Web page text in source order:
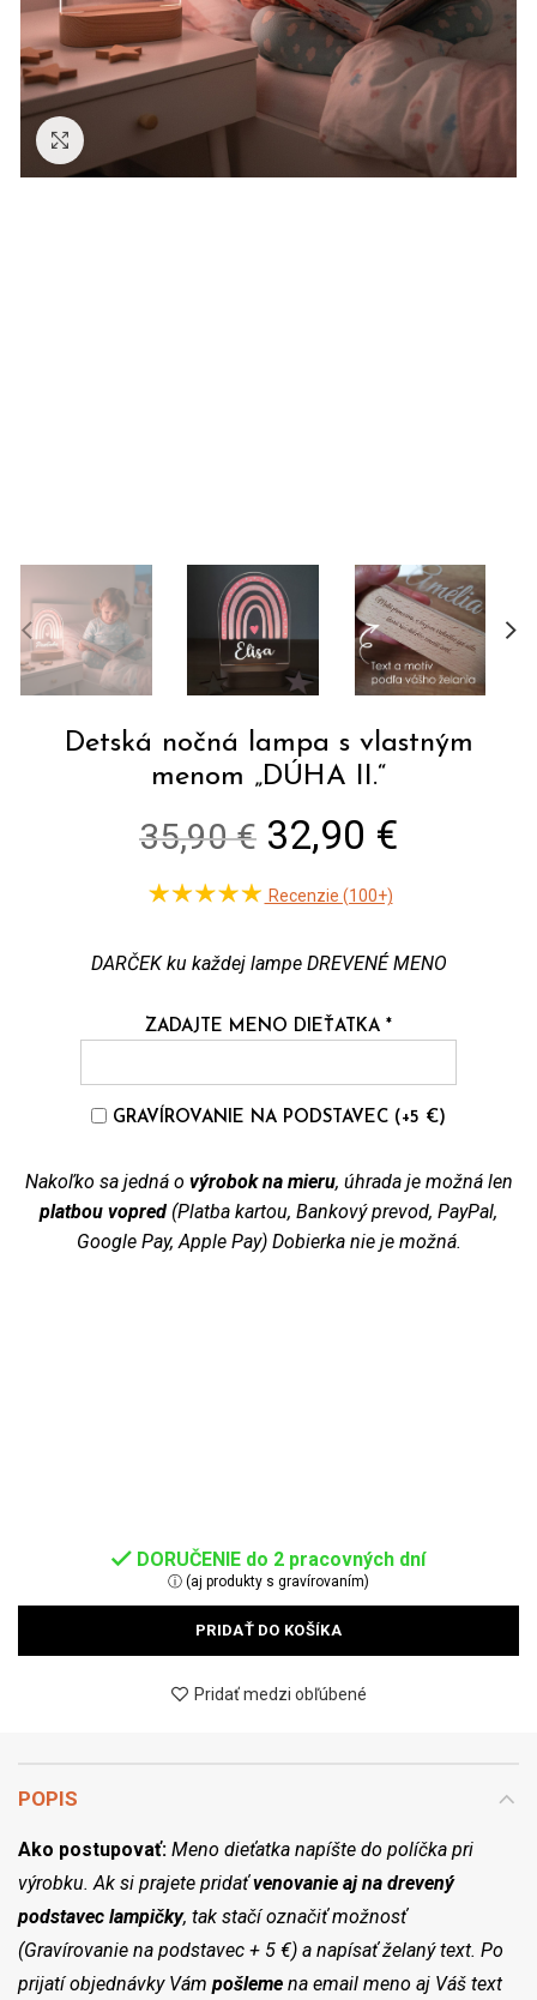
Recenzie (100+)
Detská nočná lampa s vlastným
menom „DÚHA II.“
DARČEK ku každej lampe DREVENÉ MENO
ZADAJTE MENO DIEŤATKA *
GRAVÍROVANIE NA PODSTAVEC (+5 €)
Nakoľko sa jedná o výrobok na mieru, úhrada je možná len
platbou vopred (Platba kartou, Bankový prevod, PayPal,
Google Pay, Apple Pay) Dobierka nie je možná.
35,90 € Original
price
35,90 €.
32,90 €
32,90
DORUČENIE do 2 pracovných dní
ⓘ (aj produkty s gravírovaním)
PRIDAŤ DO KOŠÍKA
Pridať medzi obľúbené
POPIS
Ako postupovať: Meno dieťatka napíšte do políčka pri
výrobku. Ak si prajete pridaťvenovanie aj na drevený
podstavec lampičky, tak stačí označiť možnosť
(Gravírovanie na podstavec + 5 €) a napísať želaný text. Po
prijatí objednávky Vám pošleme na email meno aj Váš text